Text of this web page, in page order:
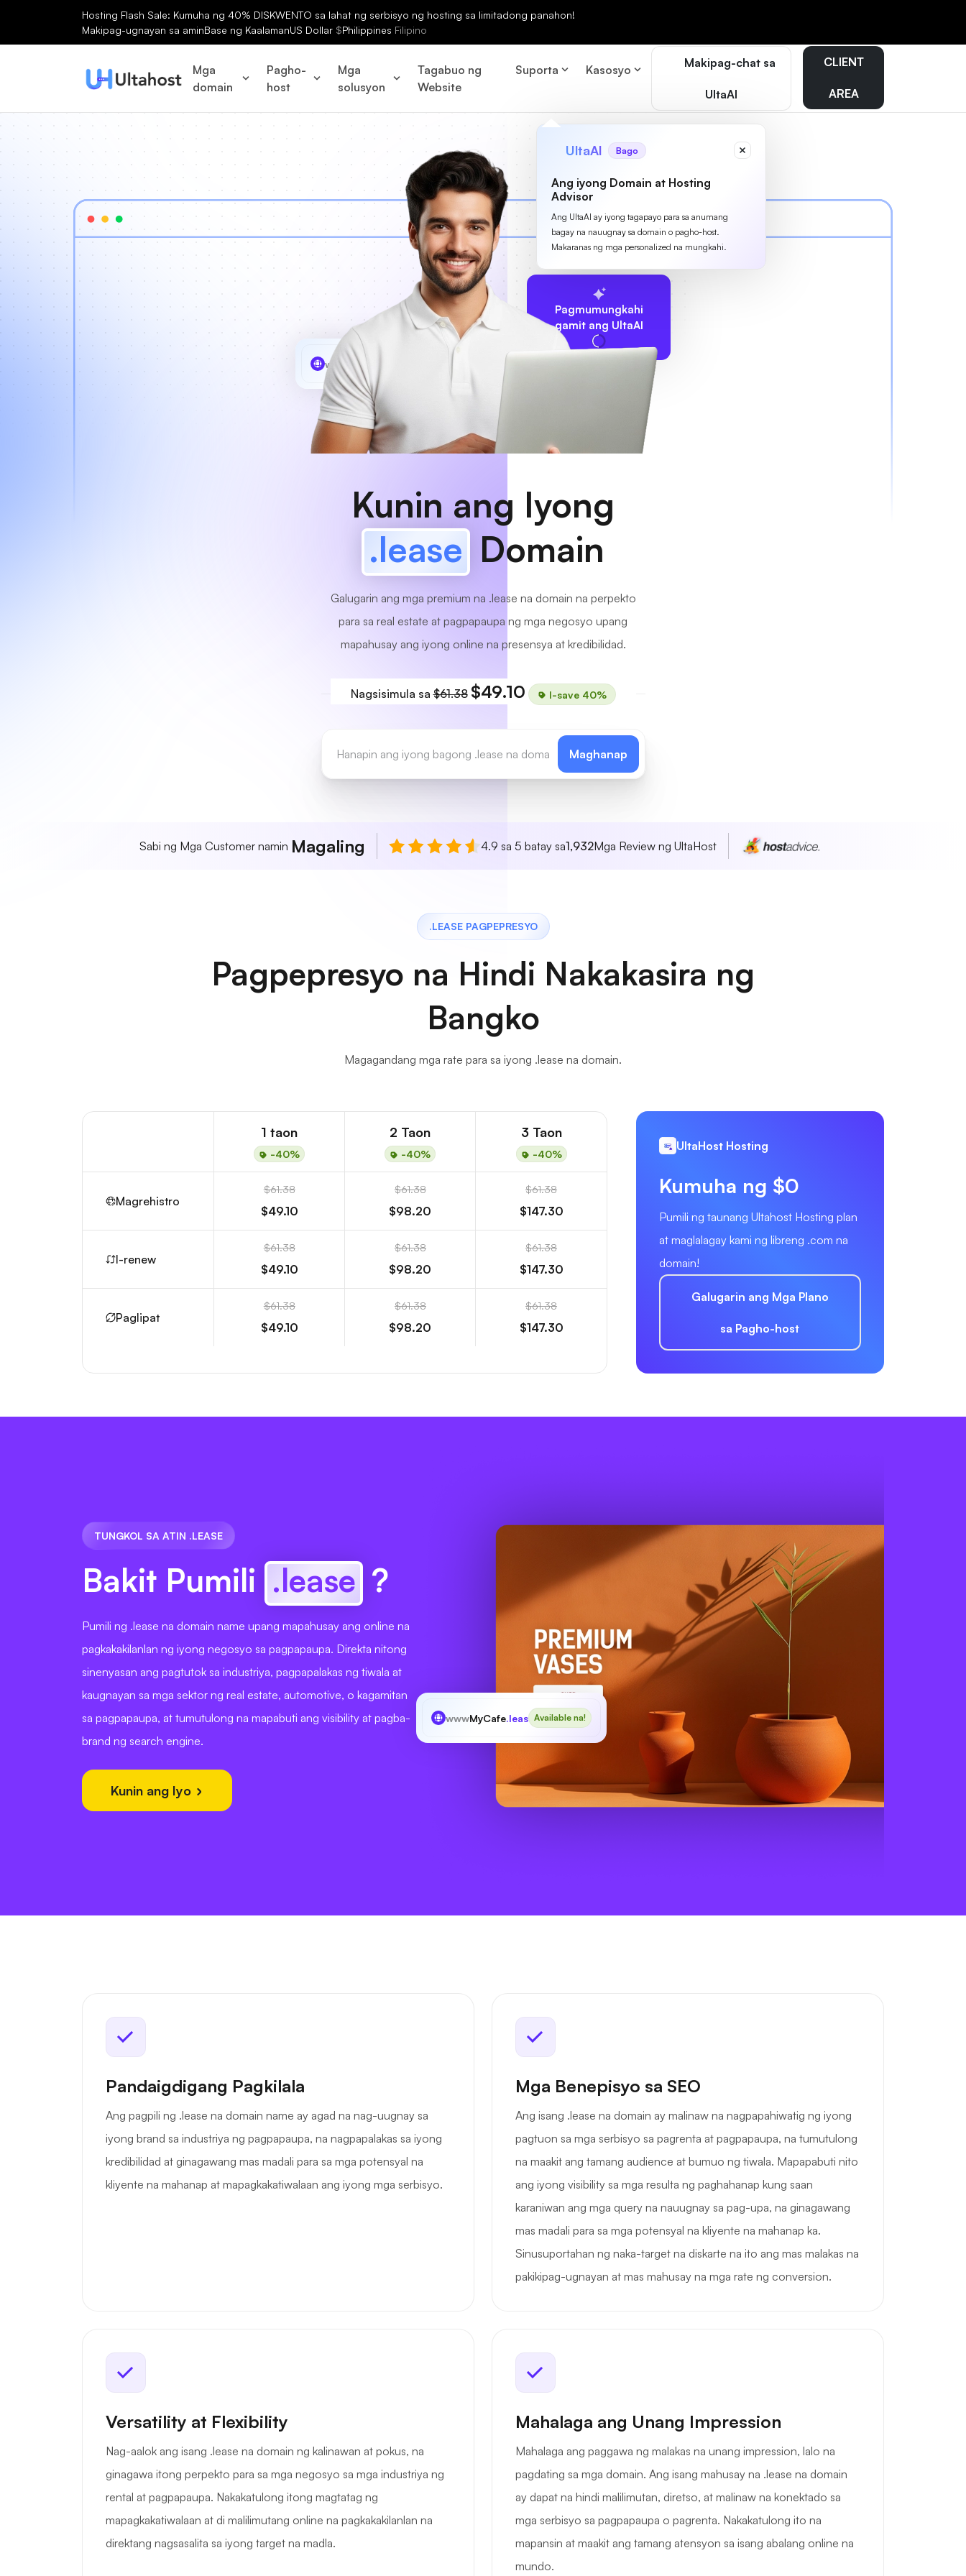
Hosting Flash Sale: Kumuha ng 40% DISKWENTO sa lahat ng serbisyo ng hosting sa limitadong panahon!
Makipag-ugnayan sa aminBase ng KaalamanUS Dollar $Philippines Filipino
Mga
domain
Pagho-
host
Mga
solusyon
Tagabuo ng
Website
Suporta Kasosyo Makipag-chat sa
UltaAI
UltaAI Bago
Ang iyong Domain at Hosting
Advisor
Ang UltaAI ay iyong tagapayo para sa anumang
bagay na nauugnay sa domain o pagho-host.
Makaranas ng mga personalized na mungkahi.
CLIENT
AREA
Pagmumungkahi
gamit ang UltaAI
www MyCafe
Kunin ang Iyong
.lease Domain
Galugarin ang mga premium na .lease na domain na perpekto
para sa real estate at pagpapaupa ng mga negosyo upang
mapahusay ang iyong online na presensya at kredibilidad.
Nagsisimula sa$61.38 $49.10 I-save 40%
Maghanap
Sabi ng Mga Customer namin Magaling 4.9 sa 5 batay sa1,932Mga Review ng UltaHost
.LEASE PAGPEPRESYO
Pagpepresyo na Hindi Nakakasira ng
Bangko
Magagandang mga rate para sa iyong .lease na domain.
1 taon
-40%
2 Taon
-40%
3 Taon
-40%
Magrehistro
$61.38
$49.10
$61.38
$98.20
$61.38
$147.30
I-renew
$61.38
$49.10
$61.38
$98.20
$61.38
$147.30
Paglipat
$61.38
$49.10
$61.38
$98.20
$61.38
$147.30
UltaHost Hosting
Kumuha ng $0
Pumili ng taunang Ultahost Hosting plan
at maglalagay kami ng libreng .com na
domain!
Galugarin ang Mga Plano
sa Pagho-host
TUNGKOL SA ATIN .LEASE
Bakit Pumili .lease ?
Pumili ng .lease na domain name upang mapahusay ang online na
pagkakakilanlan ng iyong negosyo sa pagpapaupa. Direkta nitong
sinenyasan ang pagtutok sa industriya, pagpapalakas ng tiwala at
kaugnayan sa mga sektor ng real estate, automotive, o kagamitan
sa pagpapaupa, at tumutulong na mapabuti ang visibility at pagba-
brand ng search engine.
Kunin ang Iyo
wwwMyCafe.lease Available na!
Pandaigdigang Pagkilala
Ang pagpili ng .lease na domain name ay agad na nag-uugnay sa
iyong brand sa industriya ng pagpapaupa, na nagpapalakas sa iyong
kredibilidad at ginagawang mas madali para sa mga potensyal na
kliyente na mahanap at mapagkakatiwalaan ang iyong mga serbisyo.
Mga Benepisyo sa SEO
Ang isang .lease na domain ay malinaw na nagpapahiwatig ng iyong
pagtuon sa mga serbisyo sa pagrenta at pagpapaupa, na tumutulong
na maakit ang tamang audience at bumuo ng tiwala. Mapapabuti nito
ang iyong visibility sa mga resulta ng paghahanap kung saan
karaniwan ang mga query na nauugnay sa pag-upa, na ginagawang
mas madali para sa mga potensyal na kliyente na mahanap ka.
Sinusuportahan ng naka-target na diskarte na ito ang mas malakas na
pakikipag-ugnayan at mas mahusay na mga rate ng conversion.
Versatility at Flexibility
Nag-aalok ang isang .lease na domain ng kalinawan at pokus, na
ginagawa itong perpekto para sa mga negosyo sa mga industriya ng
rental at pagpapaupa. Nakakatulong itong magtatag ng
mapagkakatiwalaan at di malilimutang online na pagkakakilanlan na
direktang nagsasalita sa iyong target na madla.
Mahalaga ang Unang Impression
Mahalaga ang paggawa ng malakas na unang impression, lalo na
pagdating sa mga domain. Ang isang mahusay na .lease na domain
ay dapat na hindi malilimutan, diretso, at malinaw na konektado sa
mga serbisyo sa pagpapaupa o pagrenta. Nakakatulong ito na
mapansin at maakit ang tamang atensyon sa isang abalang online na
mundo.